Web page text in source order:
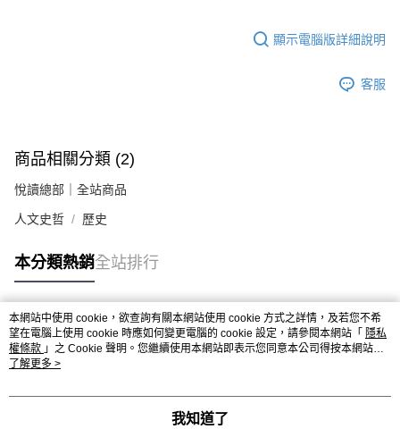
顯示電腦版詳細說明
客服
商品相關分類 (2)
悅讀總部｜全站商品
人文史哲 歷史
本分類熱銷全站排行
熱門標籤
本網站中使用 cookie，欲查詢有關本網站使用 cookie 方式之詳情，及若您不希
望在電腦上使用 cookie 時應如何變更電腦的 cookie 設定，請參閱本網站「 隱私
權條款 」之 Cookie 聲明。您繼續使用本網站即表示您同意本公司得按本網站使
用條款之 Cookie 聲明使用 cookie。
了解更多 >
我知道了